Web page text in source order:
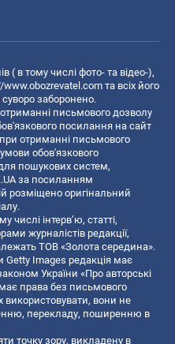
( в тому числі фото- та відео-),
www.obozrevatel.com та всіх його
заборонено.
письмового дозволу
посилання на сайт
отриманні письмового
обов'язкового
пошукових систем,
за посиланням
розміщено оригінальний
числі інтерв’ю, статті,
журналістів редакції,
ТОВ «Золота середина».
Getty Images редакція має
України «Про авторські
права без письмового
використовувати, вони не
перекладу, поширенню в
точку зору, викладену в